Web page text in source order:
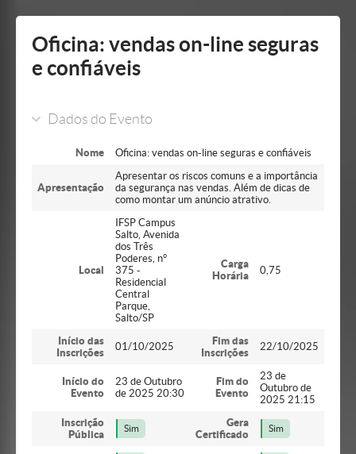
barra
Oficina: vendas on-line seguras
e confiáveis
Dados do Evento
Nome Oficina: vendas on-line seguras e confiáveis
Apresentação
Apresentar os riscos comuns e a importância
da segurança nas vendas. Além de dicas de
como montar um anúncio atrativo.
Local
IFSP Campus
Salto, Avenida
dos Três
Poderes, n°
375 -
Residencial
Central
Parque,
Salto/SP
Carga
Horária
0,75
Início das
Inscrições
01/10/2025
Fim das
Inscrições
22/10/2025
Início do
Evento
23 de Outubro
de 2025 20:30
Fim do
Evento
23 de
Outubro de
2025 21:15
Inscrição
Pública
Sim
Gera
Certificado
Sim